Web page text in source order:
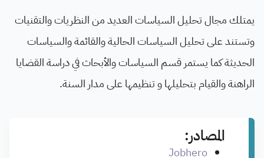
يمتلك مجال تحليل السياسات العديد من النظريات والتقنيات
وتستند على تحليل السياسات الحالية والقائمة والسياسات
الحديثة كما يستمر قسم السياسات والأبحاث في دراسة القضايا
الراهنة والقيام بتحليلها و تنظيمها على مدار السنة.
المصادر:
Jobhero